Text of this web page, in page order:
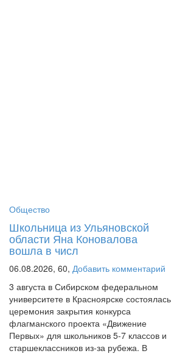
Общество
Школьница из Ульяновской
области Яна Коновалова
вошла в числ
06.08.2026, 60, Добавить комментарий
3 августа в Сибирском федеральном
университете в Красноярске состоялась
церемония закрытия конкурса
флагманского проекта «Движение
Первых» для школьников 5-7 классов и
старшеклассников из-за рубежа. В